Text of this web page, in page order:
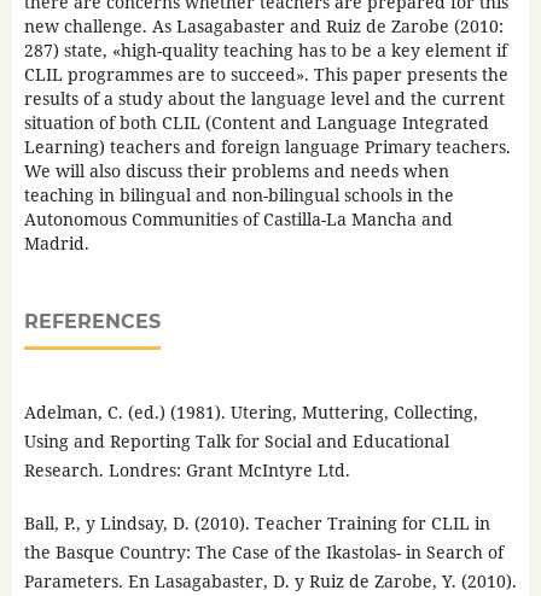
new challenge. As Lasagabaster and Ruiz de Zarobe (2010:
287) state, «high-quality teaching has to be a key element if
CLIL programmes are to succeed». This paper presents the
results of a study about the language level and the current
situation of both CLIL (Content and Language Integrated
Learning) teachers and foreign language Primary teachers.
We will also discuss their problems and needs when
teaching in bilingual and non-bilingual schools in the
Autonomous Communities of Castilla-La Mancha and
Madrid.
REFERENCES
Adelman, C. (ed.) (1981). Utering, Muttering, Collecting,
Using and Reporting Talk for Social and Educational
Research. Londres: Grant McIntyre Ltd.
Ball, P., y Lindsay, D. (2010). Teacher Training for CLIL in
the Basque Country: The Case of the Ikastolas- in Search of
Parameters. En Lasagabaster, D. y Ruiz de Zarobe, Y. (2010).